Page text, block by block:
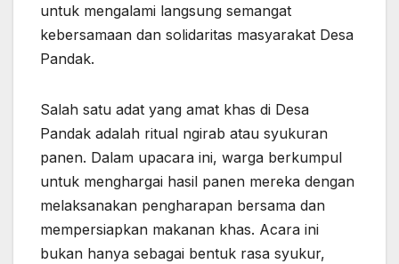
untuk mengalami langsung semangat
kebersamaan dan solidaritas masyarakat Desa
Pandak.
Salah satu adat yang amat khas di Desa
Pandak adalah ritual ngirab atau syukuran
panen. Dalam upacara ini, warga berkumpul
untuk menghargai hasil panen mereka dengan
melaksanakan pengharapan bersama dan
mempersiapkan makanan khas. Acara ini
bukan hanya sebagai bentuk rasa syukur,